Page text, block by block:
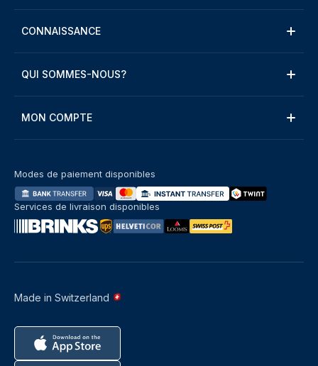
CONNAISSANCE
QUI SOMMES-NOUS?
MON COMPTE
Made in Switzerland
Modes de paiement disponibles
Services de livraison disponibles